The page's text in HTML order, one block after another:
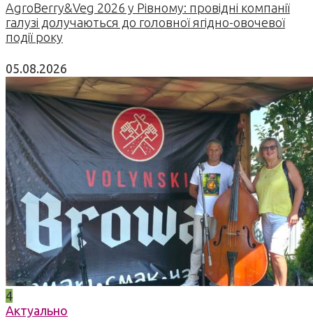
AgroBerry&Veg 2026 у Рівному: провідні компанії
галузі долучаються до головної ягідно-овочевої
події року
05.08.2026
4
Актуально